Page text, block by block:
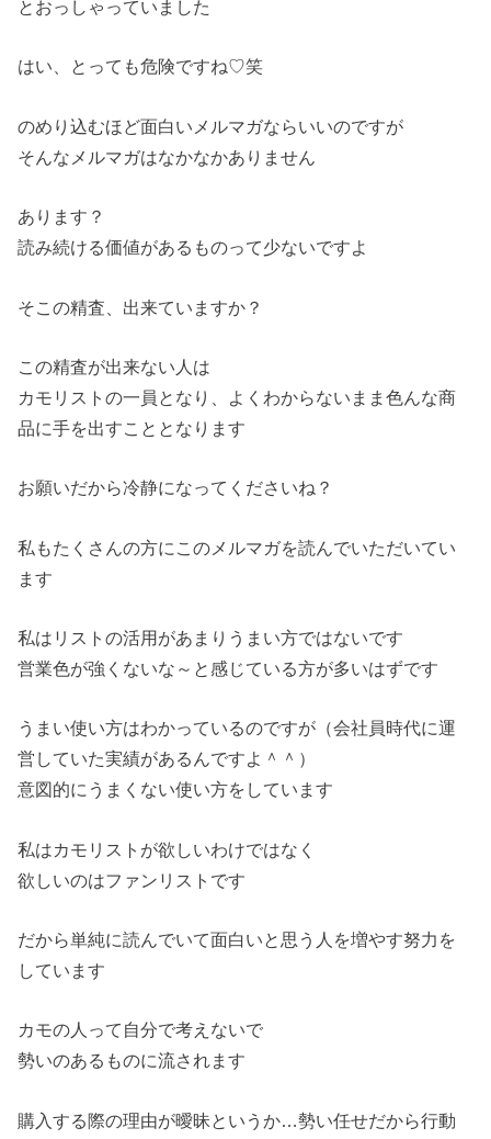
とおっしゃっていました
はい、とっても危険ですね♡笑
のめり込むほど面白いメルマガならいいのですが
そんなメルマガはなかなかありません
あります？
読み続ける価値があるものって少ないですよ
そこの精査、出来ていますか？
この精査が出来ない人は
カモリストの一員となり、よくわからないまま色んな商
品に手を出すこととなります
お願いだから冷静になってくださいね？
私もたくさんの方にこのメルマガを読んでいただいてい
ます
私はリストの活用があまりうまい方ではないです
営業色が強くないな～と感じている方が多いはずです
うまい使い方はわかっているのですが（会社員時代に運
営していた実績があるんですよ＾＾）
意図的にうまくない使い方をしています
私はカモリストが欲しいわけではなく
欲しいのはファンリストです
だから単純に読んでいて面白いと思う人を増やす努力を
しています
カモの人って自分で考えないで
勢いのあるものに流されます
購入する際の理由が曖昧というか…勢い任せだから行動